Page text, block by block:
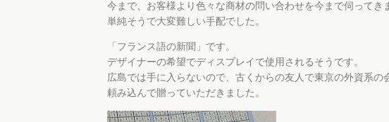
今まで、お客様より色々な商材の問い合わせを今まで伺ってき
単純そうで大変難しい手配でした。
「フランス語の新聞」です。
デザイナーの希望でディスプレイで使用されるそうです。
広島では手に入らないので、古くからの友人で東京の外資系の
頼み込んで贈っていただきました。